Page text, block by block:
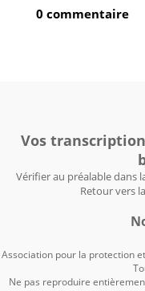
0 commentaire
Vos
Vérifier au préalable dans
Retour vers
Association pour la protection
Ne pas reproduire